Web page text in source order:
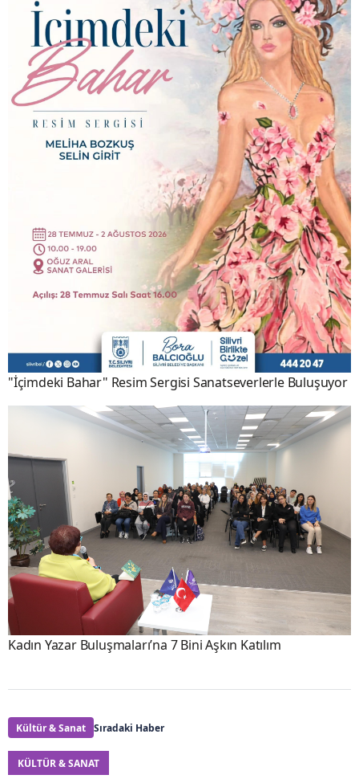
"İçimdeki Bahar" Resim Sergisi Sanatseverlerle Buluşuyor
Kadın Yazar Buluşmaları’na 7 Bini Aşkın Katılım
Kültür & Sanat Sıradaki Haber
KÜLTÜR & SANAT